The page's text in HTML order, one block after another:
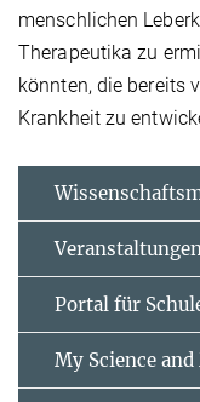
menschlichen
Therapeutika zu
könnten, die bereits
Krankheit zu
Veranstaltungen
Portal für
My Science and